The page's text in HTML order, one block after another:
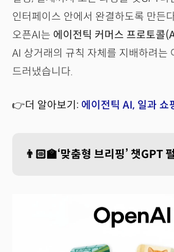
인터페이스 안에서 완결하도록 만든
오픈AI는 에이전틱 커머스 프로토콜
AI 상거래의 규칙 자체를 지배하려는
드러냈습니다.
👉더 알아보기: 에이전틱 AI, 일과 쇼
👨🏻‍🏫‘맞춤형 브리핑’ 챗GPT